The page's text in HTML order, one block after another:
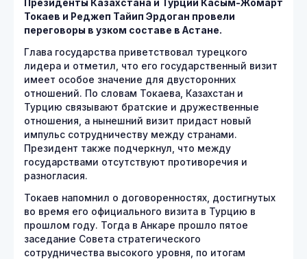
Президенты Казахстана и Турции Касым-Жомарт
Токаев и Реджеп Тайип Эрдоган провели
переговоры в узком составе в Астане.
Глава государства приветствовал турецкого
лидера и отметил, что его государственный визит
имеет особое значение для двусторонних
отношений. По словам Токаева, Казахстан и
Турцию связывают братские и дружественные
отношения, а нынешний визит придаст новый
импульс сотрудничеству между странами.
Президент также подчеркнул, что между
государствами отсутствуют противоречия и
разногласия.
Токаев напомнил о договоренностях, достигнутых
во время его официального визита в Турцию в
прошлом году. Тогда в Анкаре прошло пятое
заседание Совета стратегического
сотрудничества высокого уровня, по итогам